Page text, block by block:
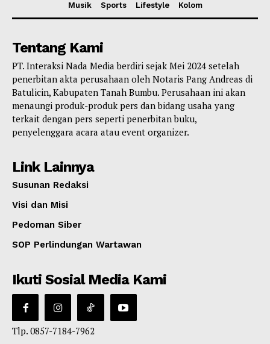
Musik
Sports Lifestyle Kolom
Tentang Kami
PT. Interaksi Nada Media berdiri sejak Mei 2024 setelah
penerbitan akta perusahaan oleh Notaris Pang Andreas di
Batulicin, Kabupaten Tanah Bumbu. Perusahaan ini akan
menaungi produk-produk pers dan bidang usaha yang
terkait dengan pers seperti penerbitan buku,
penyelenggara acara atau event organizer.
Link Lainnya
Susunan Redaksi
Visi dan Misi
Pedoman Siber
SOP Perlindungan Wartawan
Ikuti Sosial Media Kami
Tlp. 0857-7184-7962